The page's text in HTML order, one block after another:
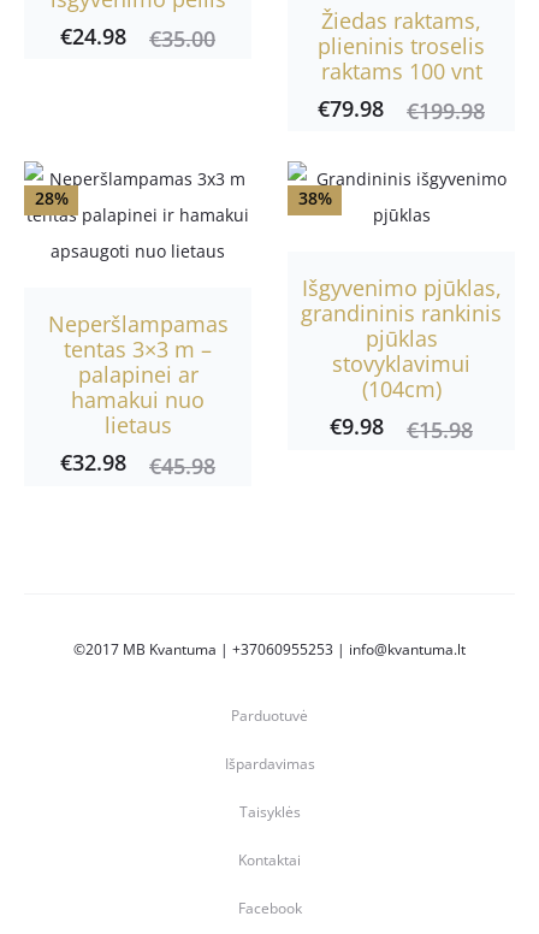
€35.00
Original
€24.98
Žiedas raktams,
plieninis troselis
raktams 100 vnt
€199.98
Original
was:
€199.98.
€79.98
Current
is:
€79.98.
28%
Neperšlampamas
tentas 3×3 m –
palapinei ar
hamakui nuo
lietaus
€45.98
Original
€32.98
38%
Išgyvenimo pjūklas,
grandininis rankinis
pjūklas
stovyklavimui
(104cm)
€15.98
Original
€9.98
Current
©2017 MB Kvantuma | +37060955253 | info@kvantuma.lt
Parduotuvė
Išpardavimas
Taisyklės
Kontaktai
Facebook